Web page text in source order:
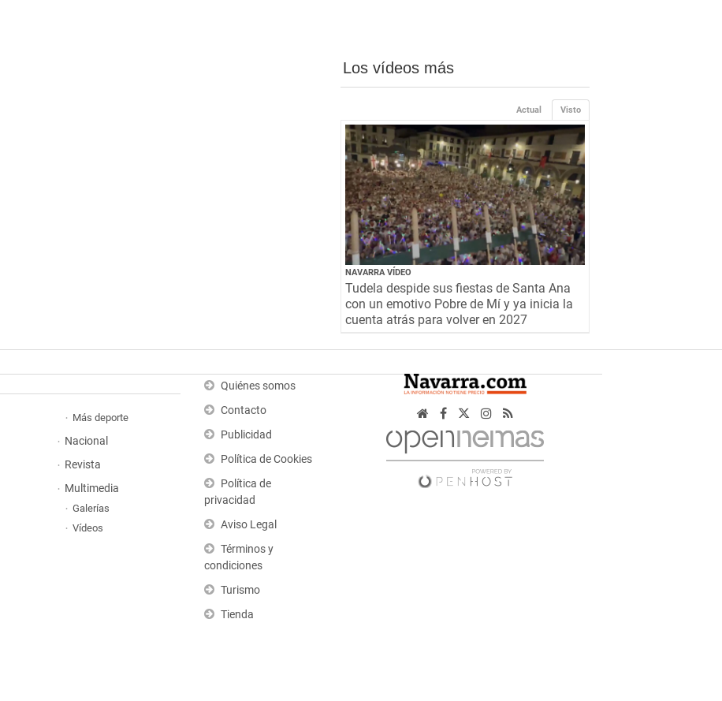
Los vídeos más
Visto
Actual
NAVARRA VÍDEO
Tudela despide sus fiestas de Santa Ana
con un emotivo Pobre de Mí y ya inicia la
cuenta atrás para volver en 2027
Más deporte
Nacional
Revista
Multimedia
Galerías
Vídeos
Quiénes somos
Contacto
Publicidad
Política de Cookies
Política de
privacidad
Aviso Legal
Términos y
condiciones
Turismo
Tienda